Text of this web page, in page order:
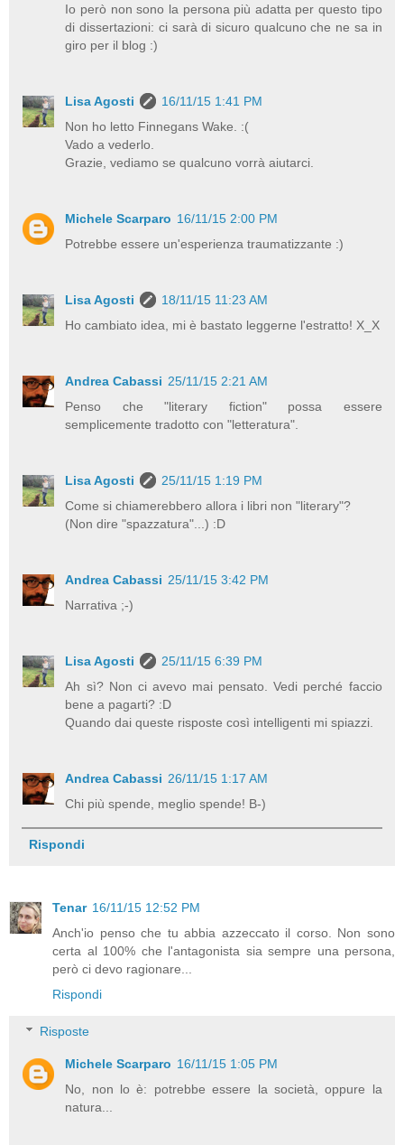
Io però non sono la persona più adatta per questo tipo
di dissertazioni: ci sarà di sicuro qualcuno che ne sa in
giro per il blog :)
Lisa Agosti
16/11/15 1:41 PM
Non ho letto Finnegans Wake. :(
Vado a vederlo.
Grazie, vediamo se qualcuno vorrà aiutarci.
Michele Scarparo 16/11/15 2:00 PM
Potrebbe essere un'esperienza traumatizzante :)
Lisa Agosti
18/11/15 11:23 AM
Ho cambiato idea, mi è bastato leggerne l'estratto! X_X
Andrea Cabassi 25/11/15 2:21 AM
Penso che "literary fiction" possa essere
semplicemente tradotto con "letteratura".
Lisa Agosti
25/11/15 1:19 PM
Come si chiamerebbero allora i libri non "literary"?
(Non dire "spazzatura"...) :D
Andrea Cabassi 25/11/15 3:42 PM
Narrativa ;-)
Lisa Agosti
25/11/15 6:39 PM
Ah sì? Non ci avevo mai pensato. Vedi perché faccio
bene a pagarti? :D
Quando dai queste risposte così intelligenti mi spiazzi.
Andrea Cabassi 26/11/15 1:17 AM
Chi più spende, meglio spende! B-)
Rispondi
Tenar 16/11/15 12:52 PM
Anch'io penso che tu abbia azzeccato il corso. Non sono
certa al 100% che l'antagonista sia sempre una persona,
però ci devo ragionare...
Rispondi
Risposte
Michele Scarparo 16/11/15 1:05 PM
No, non lo è: potrebbe essere la società, oppure la
natura...